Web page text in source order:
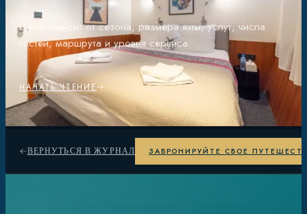
Цена зависит от сезона, размера яхты, услуг, числа
гостей, маршрута и уровня сервиса.
НАЧАТЬ ЧТЕНИЕ
ВЕРНУТЬСЯ В ЖУРНАЛ ЗАБРОНИРУЙТЕ СВОЕ